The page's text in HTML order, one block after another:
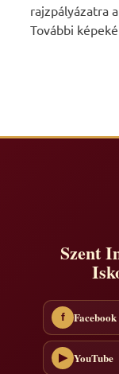
rajzpályázatra
További
Szent
f Facebook
▶ YouTube